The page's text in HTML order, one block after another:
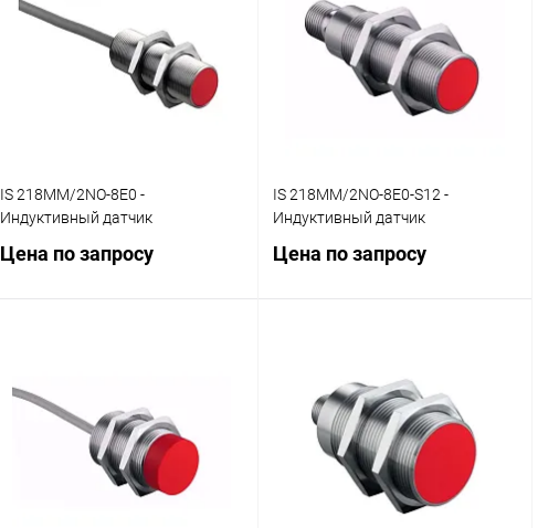
Купить в 1 клик
В избранное
Наличие
уточняйте
Купить в 1 клик
В избранное
Наличие
уточняйте
IS 218MM/2NO-8E0 -
Индуктивный датчик
Цена по запросу
Купить в 1 клик
В избранное
Наличие
уточняйте
IS 218MM/2NO-8E0-S12 -
Индуктивный датчик
Цена по запросу
Купить в 1 клик Сравнение
В избранное
Наличие
уточняйте